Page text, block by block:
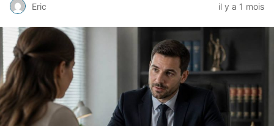
Eric il y a 1 mois